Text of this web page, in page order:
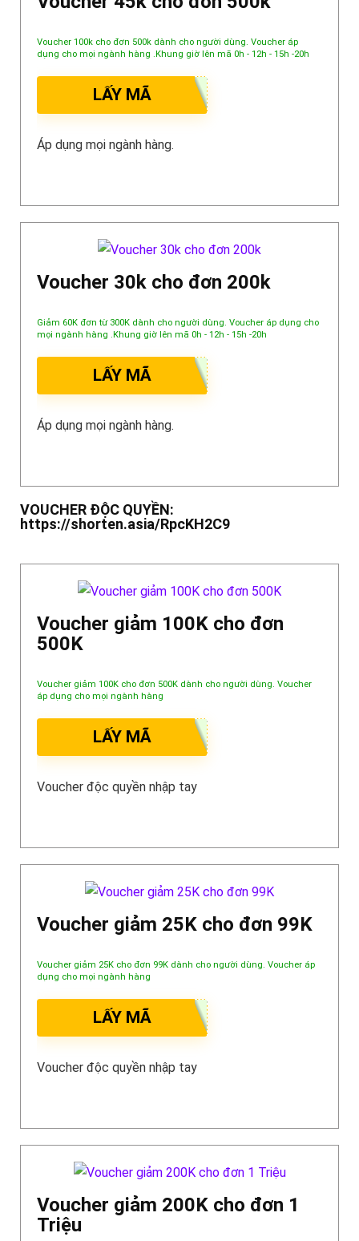
Voucher 100k cho đơn 500k dành cho người dùng. Voucher áp
dụng cho mọi ngành hàng .Khung giờ lên mã 0h - 12h - 15h -20h
LẤY MÃ
Áp dụng mọi ngành hàng.
Voucher 30k cho đơn 200k
Giảm 60K đơn từ 300K dành cho người dùng. Voucher áp dụng cho
mọi ngành hàng .Khung giờ lên mã 0h - 12h - 15h -20h
LẤY MÃ
Áp dụng mọi ngành hàng.
VOUCHER ĐỘC QUYỀN:
https://shorten.asia/RpcKH2C9
Voucher giảm 100K cho đơn
500K
Voucher giảm 100K cho đơn 500K dành cho người dùng. Voucher
áp dụng cho mọi ngành hàng
LẤY MÃ
Voucher độc quyền nhập tay
Voucher giảm 25K cho đơn 99K
Voucher giảm 25K cho đơn 99K dành cho người dùng. Voucher áp
dụng cho mọi ngành hàng
LẤY MÃ
Voucher độc quyền nhập tay
Voucher giảm 200K cho đơn 1
Triệu